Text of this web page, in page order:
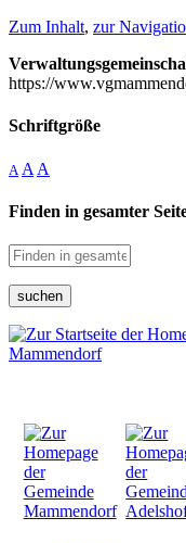
Zum Inhalt, zur
https://
Schriftgröße
A A A
Finden in gesamter
suchen